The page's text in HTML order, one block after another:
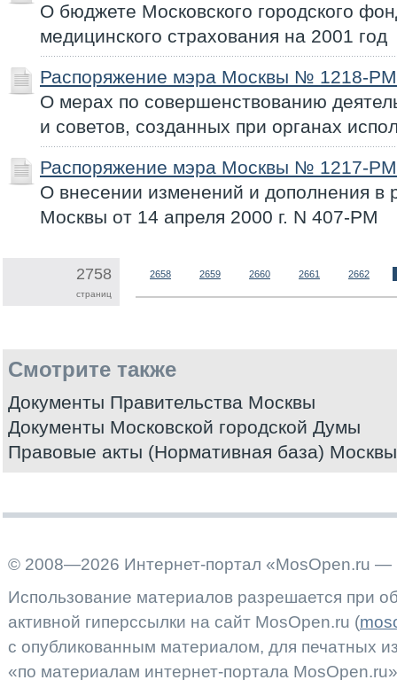
О бюджете Московского городского
медицинского страхования на 2001 год
Распоряжение мэра Москвы № 1218-РМ
О мерах по совершенствованию
и советов, созданных при органах
Распоряжение мэра Москвы № 1217-РМ
О внесении изменений и дополнения в
Москвы от 14 апреля 2000 г. N 407-РМ
2758
страниц
2658 2659 2660 2661 2662
Смотрите также
Документы Правительства Москвы
Документы Московской городской Думы
Правовые акты (Нормативная база) Москвы
© 2008—2026 Интернет-портал «MosOpen.ru —
Использование материалов разрешается при
активной гиперссылки на сайт MosOpen.ru (
с опубликованным материалом, для печатных
«по материалам интернет-портала